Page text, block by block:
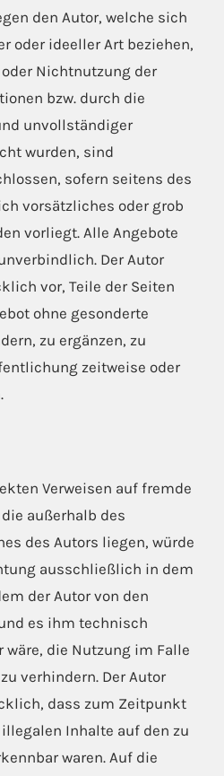
den Autor, welche sich
oder ideeller Art beziehen,
Nichtnutzung der
bzw. durch die
unvollständiger
wurden, sind
sofern seitens des
vorsätzliches oder grob
vorliegt. Alle Angebote
Der Autor
vor, Teile der Seiten
ohne gesonderte
zu ergänzen, zu
zeitweise oder
Verweisen auf fremde
außerhalb des
des Autors liegen, würde
ausschließlich in dem
der Autor von den
es ihm technisch
die Nutzung im Falle
verhindern. Der Autor
dass zum Zeitpunkt
Inhalte auf den zu
waren. Auf die